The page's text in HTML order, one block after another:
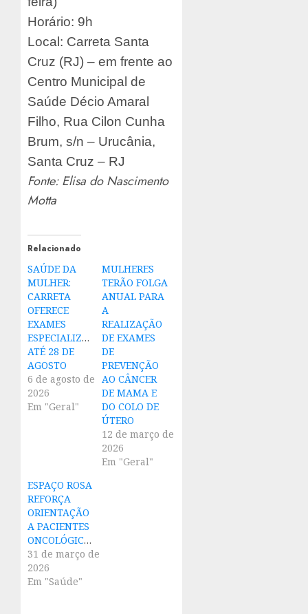
Horário: 9h
Local: Carreta Santa
Cruz (RJ) – em frente ao
Centro Municipal de
Saúde Décio Amaral
Filho, Rua Cilon Cunha
Brum, s/n – Urucânia,
Santa Cruz – RJ
Fonte: Elisa do Nascimento
Motta
Relacionado
SAÚDE DA
MULHER:
CARRETA
OFERECE
EXAMES
ESPECIALIZADOS
ATÉ 28 DE
AGOSTO
6 de agosto de
2026
Em "Geral"
MULHERES
TERÃO FOLGA
ANUAL PARA
A
REALIZAÇÃO
DE EXAMES
DE
PREVENÇÃO
AO CÂNCER
DE MAMA E
DO COLO DE
ÚTERO
12 de março de
2026
Em "Geral"
ESPAÇO ROSA
REFORÇA
ORIENTAÇÃO
A PACIENTES
ONCOLÓGICOS
31 de março de
2026
Em "Saúde"